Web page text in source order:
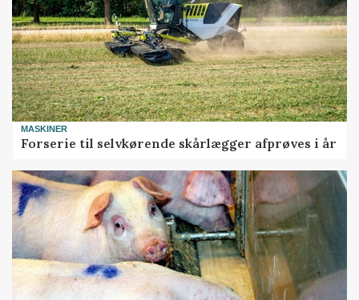
MASKINER
Forserie til selvkørende skårlægger afprøves i år